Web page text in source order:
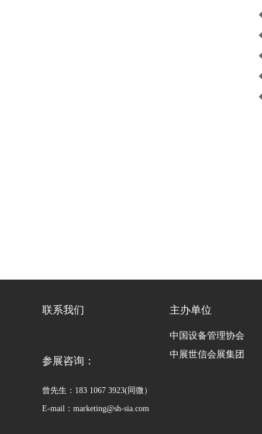
联系我们
参展咨询：
曾先生：183 1067 3923(同微）
E-mail：marketing@sh-sia.com
主办单位
中国设备管理协会
中展世信会展集团